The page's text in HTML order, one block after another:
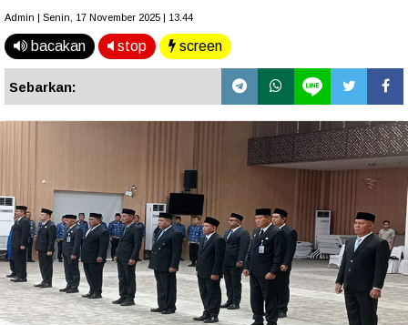
Admin | Senin, 17 November 2025 | 13.44
bacakan stop screen
Sebarkan: